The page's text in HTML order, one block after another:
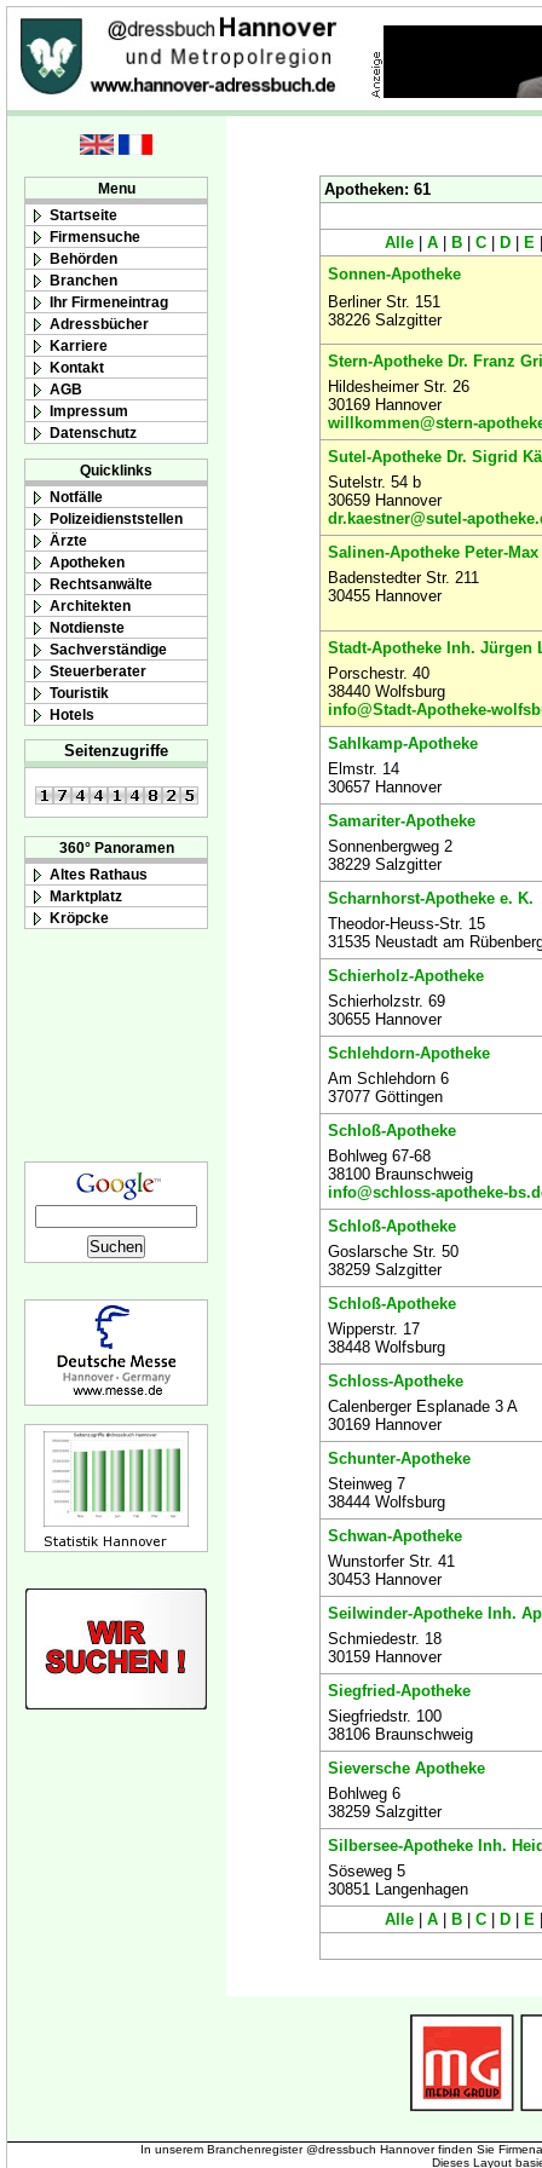
Menu
Startseite
Firmensuche
Behörden
Branchen
Ihr Firmeneintrag
Adressbücher
Karriere
Kontakt
AGB
Impressum
Datenschutz
Quicklinks
Notfälle
Polizeidienststellen
Ärzte
Apotheken
Rechtsanwälte
Architekten
Notdienste
Sachverständige
Steuerberater
Touristik
Hotels
Seitenzugriffe
360° Panoramen
Altes Rathaus
Marktplatz
Kröpcke
Apotheken: 61
Alle A B C D E
Sonnen-Apotheke
Berliner Str. 151
38226 Salzgitter
Stern-Apotheke Dr. Franz
Hildesheimer Str. 26
30169 Hannover
willkommen@stern-
Sutel-Apotheke Dr. Sigrid
Sutelstr. 54 b
30659 Hannover
dr.kaestner@sutel-
Salinen-Apotheke Peter-
Badenstedter Str. 211
30455 Hannover
Stadt-Apotheke Inh. Jürgen
Porschestr. 40
38440 Wolfsburg
info@Stadt-Apotheke-
Sahlkamp-Apotheke
Elmstr. 14
30657 Hannover
Samariter-Apotheke
Sonnenbergweg 2
38229 Salzgitter
Scharnhorst-Apotheke e. K.
Theodor-Heuss-Str. 15
31535 Neustadt am
Schierholz-Apotheke
Schierholzstr. 69
30655 Hannover
Schlehdorn-Apotheke
Am Schlehdorn 6
37077 Göttingen
Schloß-Apotheke
Bohlweg 67-68
38100 Braunschweig
info@schloss-apotheke-
Schloß-Apotheke
Goslarsche Str. 50
38259 Salzgitter
Schloß-Apotheke
Wipperstr. 17
38448 Wolfsburg
Schloss-Apotheke
Calenberger Esplanade 3 A
30169 Hannover
Schunter-Apotheke
Steinweg 7
38444 Wolfsburg
Schwan-Apotheke
Wunstorfer Str. 41
30453 Hannover
Seilwinder-Apotheke Inh.
Schmiedestr. 18
30159 Hannover
Siegfried-Apotheke
Siegfriedstr. 100
38106 Braunschweig
Sieversche Apotheke
Bohlweg 6
38259 Salzgitter
Silbersee-Apotheke Inh.
Söseweg 5
30851 Langenhagen
Alle
A B C D E
In unserem Branchenregister @dressbuch Hannover finden Sie
Dieses Layout